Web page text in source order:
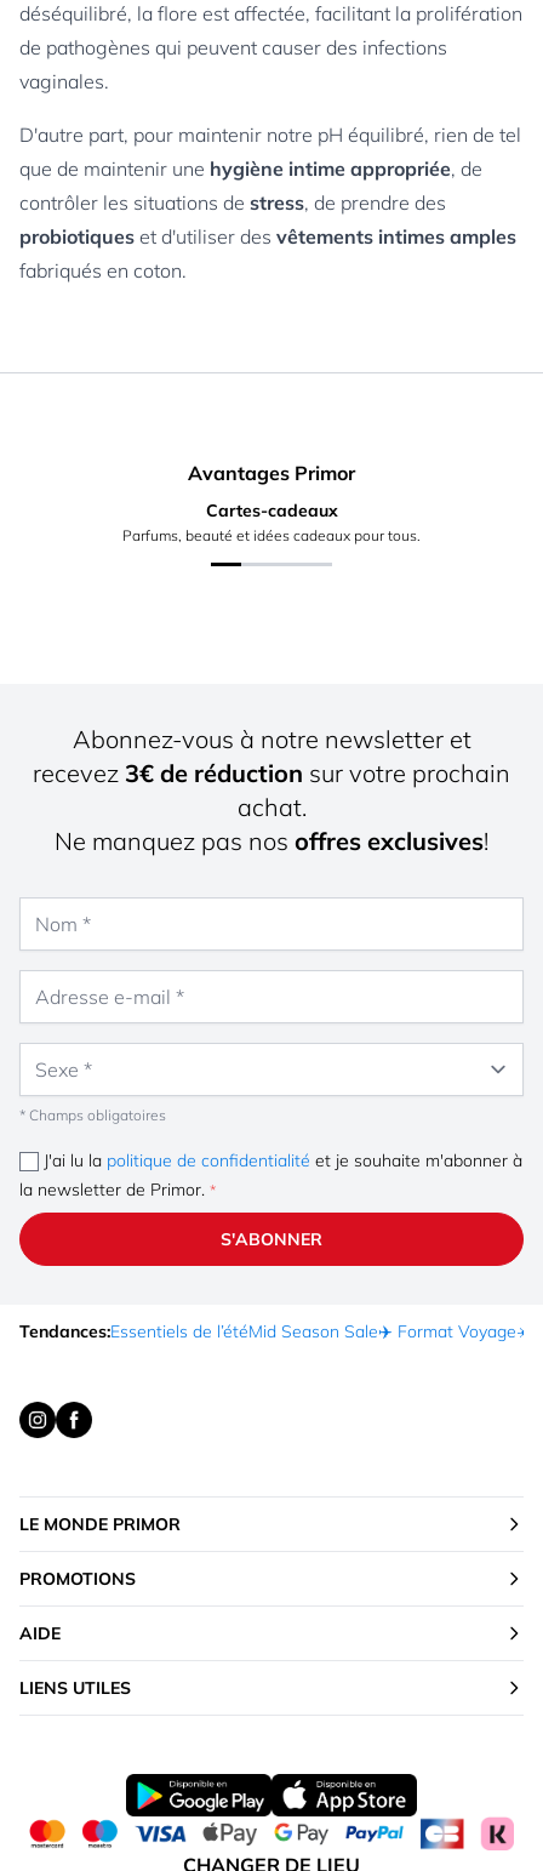
déséquilibré, la flore est affectée, facilitant la prolifération
de pathogènes qui peuvent causer des infections
vaginales.
D'autre part, pour maintenir notre pH équilibré, rien de tel
que de maintenir une hygiène intime appropriée, de
contrôler les situations de stress, de prendre des
probiotiques et d'utiliser des vêtements intimes amples
fabriqués en coton.
Avantages Primor
Cartes-cadeaux
Parfums, beauté et idées cadeaux pour tous.
Abonnez-vous à notre newsletter et
recevez 3€ de réduction sur votre prochain
achat.
Ne manquez pas nos offres exclusives!
* Champs obligatoires
J'ai lu la politique de confidentialité et je souhaite m'abonner à
la newsletter de Primor.
S'ABONNER
Tendances:Essentiels de l’étéMid Season Sale✈️ Format Voyage☀️
LE MONDE PRIMOR
PROMOTIONS
AIDE
LIENS UTILES
CHANGER DE LIEU